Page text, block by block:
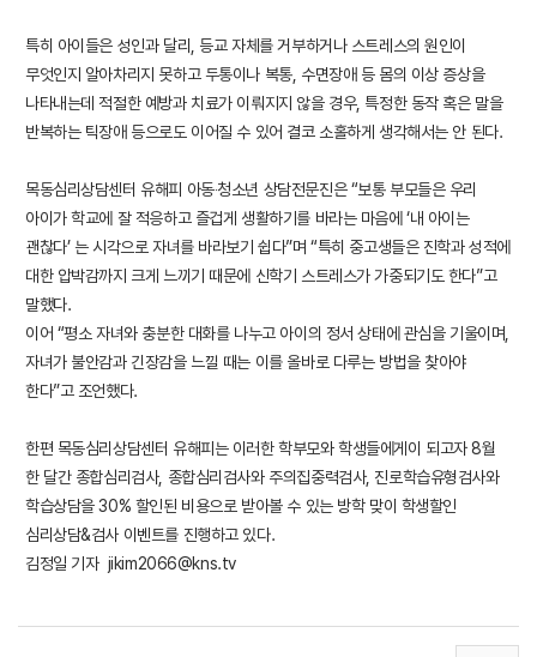
특히 아이들은 성인과 달리, 등교 자체를 거부하거나 스트레스의 원인이
무엇인지 알아차리지 못하고 두통이나 복통, 수면장애 등 몸의 이상 증상을
나타내는데 적절한 예방과 치료가 이뤄지지 않을 경우, 특정한 동작 혹은 말을
반복하는 틱장애 등으로도 이어질 수 있어 결코 소홀하게 생각해서는 안 된다.
목동심리상담센터 유해피 아동‧청소년 상담전문진은 “보통 부모들은 우리
아이가 학교에 잘 적응하고 즐겁게 생활하기를 바라는 마음에 ‘내 아이는
괜찮다’ 는 시각으로 자녀를 바라보기 쉽다”며 “특히 중고생들은 진학과 성적에
대한 압박감까지 크게 느끼기 때문에 신학기 스트레스가 가중되기도 한다”고
말했다.
이어 “평소 자녀와 충분한 대화를 나누고 아이의 정서 상태에 관심을 기울이며,
자녀가 불안감과 긴장감을 느낄 때는 이를 올바로 다루는 방법을 찾아야
한다”고 조언했다.
한편 목동심리상담센터 유해피는 이러한 학부모와 학생들에게이 되고자 8월
한 달간 종합심리검사, 종합심리검사와 주의집중력검사, 진로학습유형검사와
학습상담을 30% 할인된 비용으로 받아볼 수 있는 방학 맞이 학생할인
심리상담&검사 이벤트를 진행하고 있다.
김정일 기자 jikim2066@kns.tv